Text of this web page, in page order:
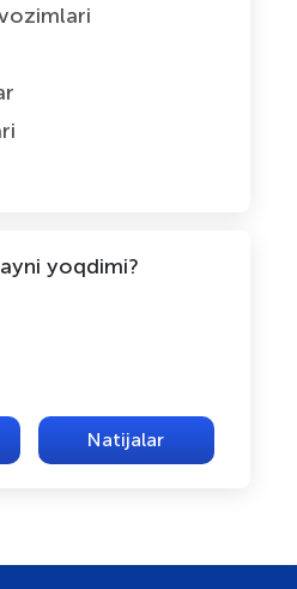
yoqdimi?
Natijalar